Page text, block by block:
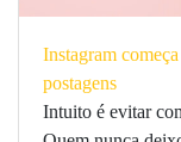
Instagram
postagens
Intuito é evitar